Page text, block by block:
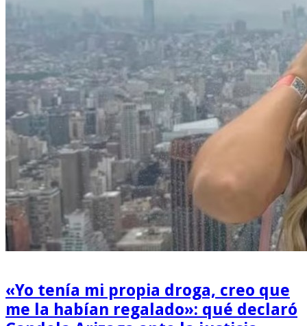
«Yo tenía mi propia droga, creo que
me la habían regalado»: qué declaró